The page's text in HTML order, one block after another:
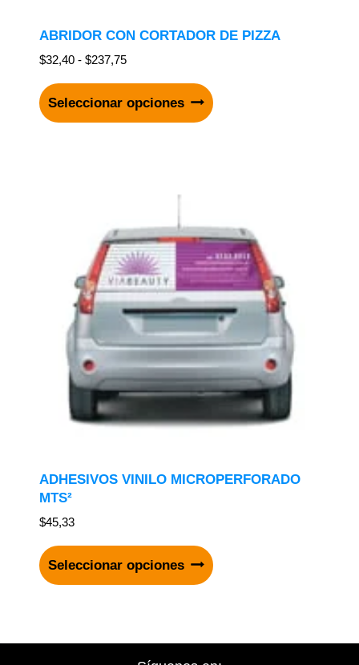
ABRIDOR CON CORTADOR DE PIZZA
$32,40 - $237,75
Seleccionar opciones
ADHESIVOS VINILO MICROPERFORADO
MTS²
$45,33
Seleccionar opciones